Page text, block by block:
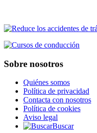
Sobre nosotros
Quiénes somos
Política de privacidad
Contacta con nosotros
Política de cookies
Aviso legal
Buscar